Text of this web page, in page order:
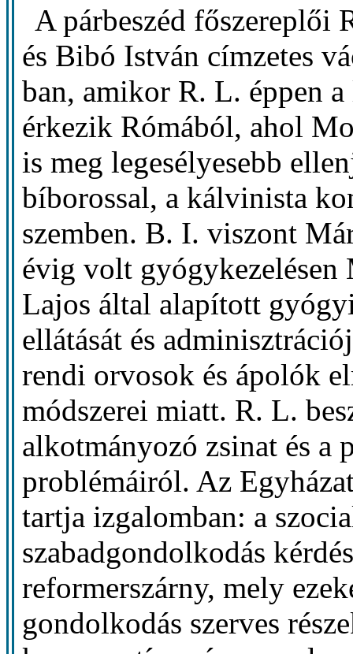
A párbeszéd főszereplői
és Bibó István címzetes
ban, amikor R. L. éppen
érkezik Rómából, ahol
is meg legesélyesebb
bíborossal, a kálvinista
szemben. B. I. viszont
évig volt gyógykezelésen
Lajos által alapított
ellátását és
rendi orvosok és ápolók
módszerei miatt. R. L.
alkotmányozó zsinat és a
problémáiról. Az
tartja izgalomban: a
szabadgondolkodás
reformerszárny, mely
gondolkodás szerves